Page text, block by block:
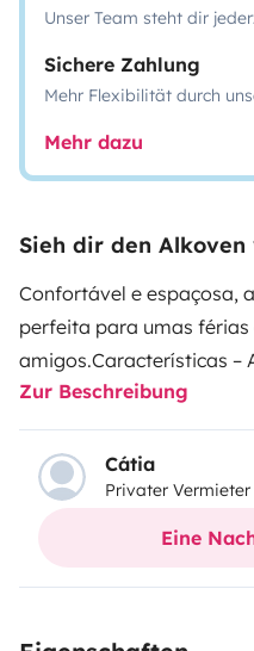
Unser Team steht dir
Sichere Zahlung
Mehr Flexibilität durch
Mehr dazu
Sieh dir den Alkoven
Confortável e espaçosa,
perfeita para umas
amigos.Características –
lugares sentados e 5
casal no cappuccino, 1
mesa) e 1 camas
equipada com fogão
frigorífico (com
de duche. Características
Zur Beschreibung
Cátia
Privater Vermieter
Eine